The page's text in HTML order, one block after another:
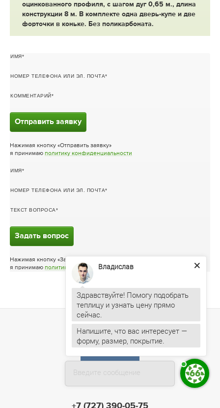
оцинкованного профиля, с шагом дуг 0,65 м., длина
конструкции 8 м. В комплекте одна дверь-купе и две
форточки в коньке. Без поликарбоната.
ИМЯ
НОМЕР ТЕЛЕФОНА ИЛИ ЭЛ. ПОЧТА
КОММЕНТАРИЙ
Отправить заявку
Нажимая кнопку «Отправить заявку»
я принимаю политику конфиденциальности
ИМЯ
НОМЕР ТЕЛЕФОНА ИЛИ ЭЛ. ПОЧТА
ТЕКСТ ВОПРОСА
Задать вопрос
Нажимая кнопку «Задать вопрос»
я принимаю политику конфиденциальности
+7 (727) 390-05-75
Введите сообщение
Владислав
Здравствуйте! Помогу подобрать
теплицу и узнать цену прямо
Напишите, что вас интересует —
форму, размер, покрытие.